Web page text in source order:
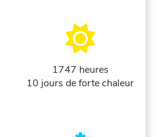
1747 heures
10 jours de forte chaleur